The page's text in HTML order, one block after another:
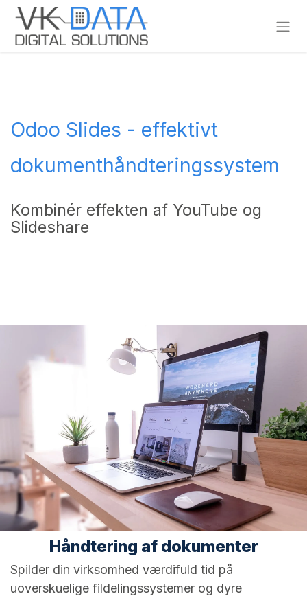
Skip to Content
Odoo Slides - effektivt
dokumenthåndteringssystem
Kombinér effekten af YouTube og
Slideshare
Håndtering af dokumenter
Spilder din virksomhed værdifuld tid på
uoverskuelige fildelingssystemer og dyre